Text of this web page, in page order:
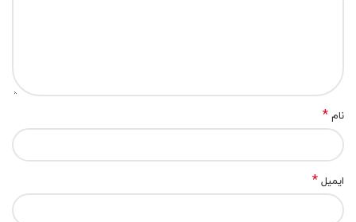
نام *
ایمیل *